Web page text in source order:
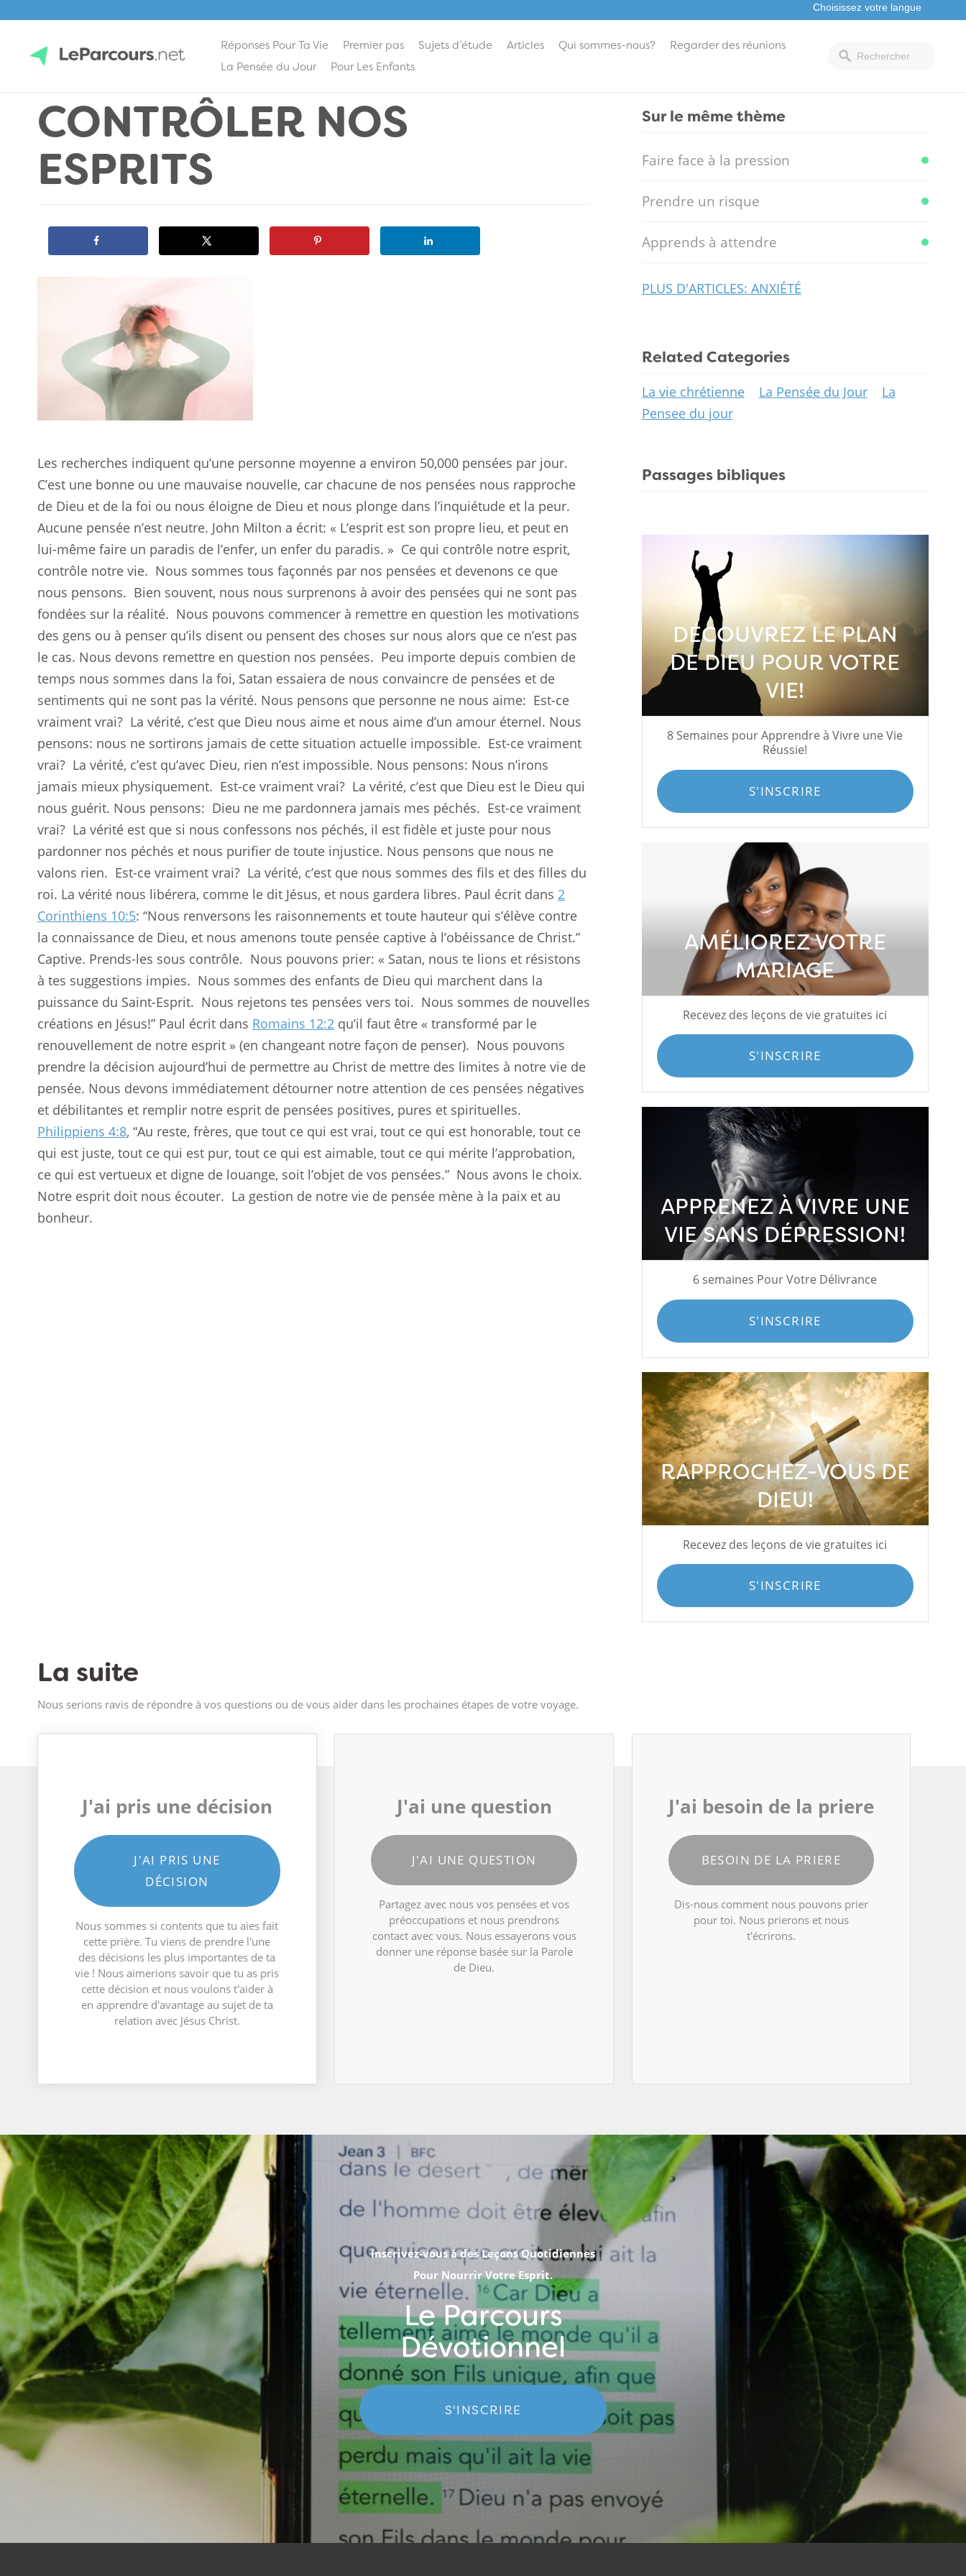
contentLeParcours.net
Réponses Pour Ta Vie Premier pas Sujets d’étude Articles Qui sommes-nous?
Regarder des réunions
La Pensée du Jour
Pour Les Enfants
CONTRÔLER NOS
ESPRITS
Les recherches indiquent qu’une personne moyenne a environ 50,000 pensées par jour.
C’est une bonne ou une mauvaise nouvelle, car chacune de nos pensées nous rapproche
de Dieu et de la foi ou nous éloigne de Dieu et nous plonge dans l’inquiétude et la peur.
Aucune pensée n’est neutre. John Milton a écrit: « L’esprit est son propre lieu, et peut en
lui-même faire un paradis de l’enfer, un enfer du paradis. » Ce qui contrôle notre esprit,
contrôle notre vie. Nous sommes tous façonnés par nos pensées et devenons ce que
nous pensons. Bien souvent, nous nous surprenons à avoir des pensées qui ne sont pas
fondées sur la réalité. Nous pouvons commencer à remettre en question les motivations
des gens ou à penser qu’ils disent ou pensent des choses sur nous alors que ce n’est pas
le cas. Nous devons remettre en question nos pensées. Peu importe depuis combien de
temps nous sommes dans la foi, Satan essaiera de nous convaincre de pensées et de
sentiments qui ne sont pas la vérité. Nous pensons que personne ne nous aime: Est-ce
vraiment vrai? La vérité, c’est que Dieu nous aime et nous aime d’un amour éternel. Nous
pensons: nous ne sortirons jamais de cette situation actuelle impossible. Est-ce vraiment
vrai? La vérité, c’est qu’avec Dieu, rien n’est impossible. Nous pensons: Nous n’irons
jamais mieux physiquement. Est-ce vraiment vrai? La vérité, c’est que Dieu est le Dieu qui
nous guérit. Nous pensons: Dieu ne me pardonnera jamais mes péchés. Est-ce vraiment
vrai? La vérité est que si nous confessons nos péchés, il est fidèle et juste pour nous
pardonner nos péchés et nous purifier de toute injustice. Nous pensons que nous ne
valons rien. Est-ce vraiment vrai? La vérité, c’est que nous sommes des fils et des filles du
roi. La vérité nous libérera, comme le dit Jésus, et nous gardera libres. Paul écrit dans 2
Corinthiens 10:5: “Nous renversons les raisonnements et toute hauteur qui s’élève contre
la connaissance de Dieu, et nous amenons toute pensée captive à l’obéissance de Christ.”
Captive. Prends-les sous contrôle. Nous pouvons prier: « Satan, nous te lions et résistons
à tes suggestions impies. Nous sommes des enfants de Dieu qui marchent dans la
puissance du Saint-Esprit. Nous rejetons tes pensées vers toi. Nous sommes de nouvelles
créations en Jésus!” Paul écrit dans Romains 12:2 qu’il faut être « transformé par le
renouvellement de notre esprit » (en changeant notre façon de penser). Nous pouvons
prendre la décision aujourd’hui de permettre au Christ de mettre des limites à notre vie de
pensée. Nous devons immédiatement détourner notre attention de ces pensées négatives
et débilitantes et remplir notre esprit de pensées positives, pures et spirituelles.
Philippiens 4:8, “Au reste, frères, que tout ce qui est vrai, tout ce qui est honorable, tout ce
qui est juste, tout ce qui est pur, tout ce qui est aimable, tout ce qui mérite l’approbation,
ce qui est vertueux et digne de louange, soit l’objet de vos pensées.” Nous avons le choix.
Notre esprit doit nous écouter. La gestion de notre vie de pensée mène à la paix et au
bonheur.
Sur le même thème
Faire face à la pression
Prendre un risque
Apprends à attendre
PLUS D'ARTICLES: ANXIÉTÉ
Related Categories
La vie chrétienne La Pensée du Jour
La
Pensee du jour
Passages bibliques
DÉCOUVREZ LE PLAN
DE DIEU POUR VOTRE
VIE!
8 Semaines pour Apprendre à Vivre une Vie
Réussie!
S'INSCRIRE
AMÉLIOREZ VOTRE
MARIAGE
Recevez des leçons de vie gratuites ici
S'INSCRIRE
APPRENEZ À VIVRE UNE
VIE SANS DÉPRESSION!
6 semaines Pour Votre Délivrance
S'INSCRIRE
RAPPROCHEZ-VOUS DE
DIEU!
Recevez des leçons de vie gratuites ici
S'INSCRIRE
La suite
Nous serions ravis de répondre à vos questions ou de vous aider dans les prochaines étapes de votre voyage.
J'ai pris une décision
J'AI PRIS UNE
DÉCISION
Nous sommes si contents que tu aies fait
cette prière. Tu viens de prendre l'une
des décisions les plus importantes de ta
vie ! Nous aimerions savoir que tu as pris
cette décision et nous voulons t'aider à
en apprendre d'avantage au sujet de ta
relation avec Jésus Christ.
J'ai une question
J'AI UNE QUESTION
Partagez avec nous vos pensées et vos
préoccupations et nous prendrons
contact avec vous. Nous essayerons vous
donner une réponse basée sur la Parole
de Dieu.
J'ai besoin de la priere
BESOIN DE LA PRIERE
Dis-nous comment nous pouvons prier
pour toi. Nous prierons et nous
t'écrirons.
Inscrivez-vous à des Leçons Quotidiennes
Pour Nourrir Votre Esprit.
Le Parcours
Dévotionnel
S'INSCRIRE